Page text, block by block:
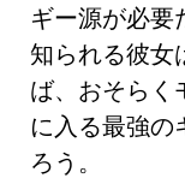
ギー源が必要
知られる彼女
ば、おそらく
に入る最強の
ろう。